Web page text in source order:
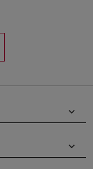
keyboard_arrow_down
keyboard_arrow_down